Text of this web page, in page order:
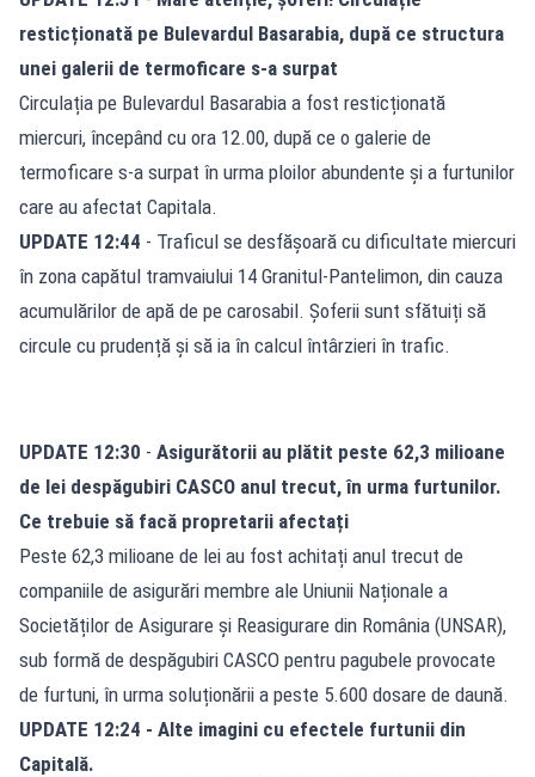
resticționată pe Bulevardul Basarabia, după ce structura
unei galerii de termoficare s-a surpat
Circulația pe Bulevardul Basarabia a fost resticționată
miercuri, începând cu ora 12.00, după ce o galerie de
termoficare s-a surpat în urma ploilor abundente și a furtunilor
care au afectat Capitala.
UPDATE 12:44 - Traficul se desfășoară cu dificultate miercuri
în zona capătul tramvaiului 14 Granitul-Pantelimon, din cauza
acumulărilor de apă de pe carosabil. Șoferii sunt sfătuiți să
circule cu prudență și să ia în calcul întârzieri în trafic.
UPDATE 12:30 - Asigurătorii au plătit peste 62,3 milioane
de lei despăgubiri CASCO anul trecut, în urma furtunilor.
Ce trebuie să facă propretarii afectați
Peste 62,3 milioane de lei au fost achitați anul trecut de
companiile de asigurări membre ale Uniunii Naționale a
Societăților de Asigurare și Reasigurare din România (UNSAR),
sub formă de despăgubiri CASCO pentru pagubele provocate
de furtuni, în urma soluționării a peste 5.600 dosare de daună.
UPDATE 12:24 - Alte imagini cu efectele furtunii din
Capitală.